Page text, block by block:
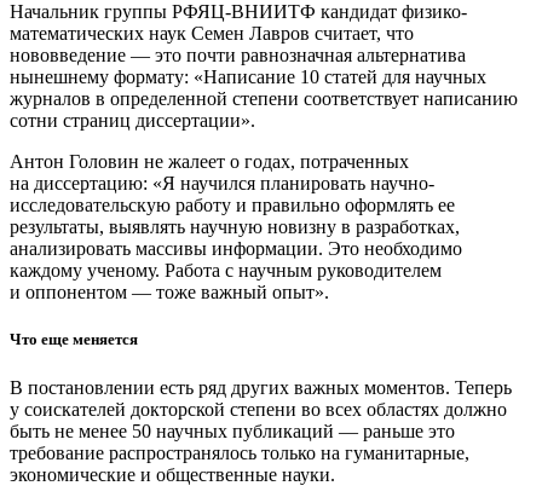
Начальник группы РФЯЦ-ВНИИТФ кандидат физико-
математических наук Семен Лавров считает, что
нововведение — это почти равнозначная альтернатива
нынешнему формату: «Написание 10 статей для научных
журналов в определенной степени соответствует написанию
сотни страниц диссертации».
Антон Головин не жалеет о годах, потраченных
на диссертацию: «Я научился планировать научно-
исследовательскую работу и правильно оформлять ее
результаты, выявлять научную новизну в разработках,
анализировать массивы информации. Это необходимо
каждому ученому. Работа с научным руководителем
и оппонентом — ​тоже важный опыт».
Что еще меняется
В постановлении есть ряд других важных моментов. Теперь
у соискателей докторской степени во всех областях должно
быть не менее 50 научных публикаций — ​раньше это
требование распространялось только на гуманитарные,
экономические и общественные науки.